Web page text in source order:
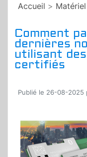
Accueil >
Comment
dernières
utilisant
certifiés
Publié le 26-08-2025